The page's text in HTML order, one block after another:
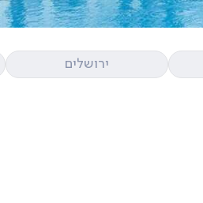
ירושלים